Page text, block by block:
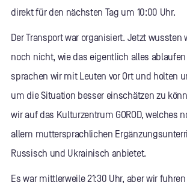
direkt für den nächsten Tag um 10:00 Uhr.
Der Transport war organisiert. Jetzt wussten
noch nicht, wie das eigentlich alles ablaufen
sprachen wir mit Leuten vor Ort und holten
um die Situation besser einschätzen zu
wir auf das Kulturzentrum GOROD, welches
allem muttersprachlichen
Russisch und Ukrainisch anbietet.
Es war mittlerweile 21:30 Uhr, aber wir